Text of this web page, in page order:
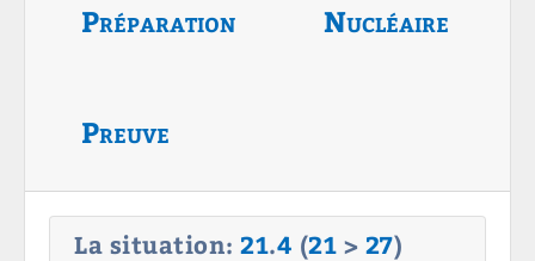
Préparation Nucléaire
Preuve
La situation: 21.4 (21 > 27)